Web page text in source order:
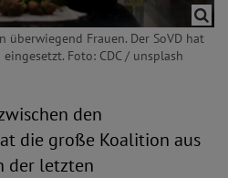
Frauen. Der SoVD hat
Foto: CDC / unsplash
den
die große Koalition aus
der letzten